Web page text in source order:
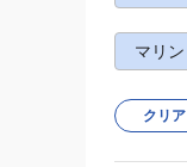
クリア